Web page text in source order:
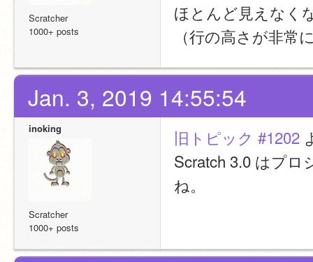
Scratcher
1000+ posts
ほとんど見えなく
（行の高さが非常
Jan. 3, 2019 14:55:54
inoking
Scratcher
1000+ posts
旧トピック #1202
Scratch 3.0 はプ
ね。